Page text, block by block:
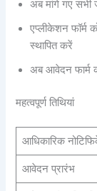
अब मांगे गए
एप्लीकेशन फॉर्म
स्थापित करें
अब आवेदन फार्म
महत्वपूर्ण तिथियां
आधिकारिक
आवेदन प्रारंभ